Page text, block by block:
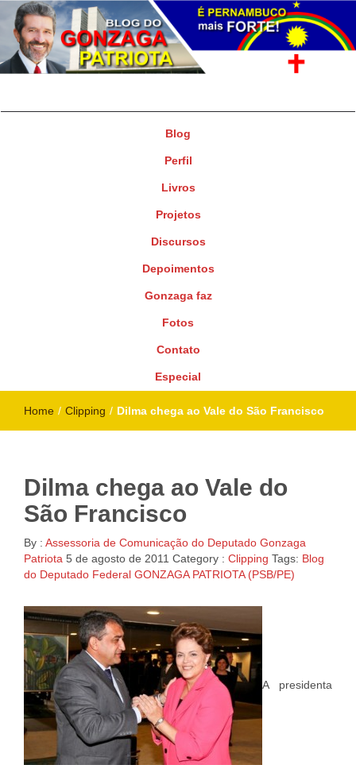
Blog
Perfil
Livros
Projetos
Discursos
Depoimentos
Gonzaga faz
Fotos
Contato
Especial
Home / Clipping / Dilma chega ao Vale do São Francisco
Dilma chega ao Vale do
São Francisco
By : Assessoria de Comunicação do Deputado Gonzaga
Patriota 5 de agosto de 2011 Category : Clipping Tags: Blog
do Deputado Federal GONZAGA PATRIOTA (PSB/PE)
A presidenta